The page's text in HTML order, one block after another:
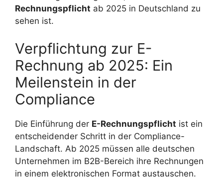
Rechnungspflicht ab 2025 in Deutschland zu
sehen ist.
Verpflichtung zur E-
Rechnung ab 2025: Ein
Meilenstein in der
Compliance
Die Einführung der E-Rechnungspflicht ist ein
entscheidender Schritt in der Compliance-
Landschaft. Ab 2025 müssen alle deutschen
Unternehmen im B2B-Bereich ihre Rechnungen
in einem elektronischen Format austauschen.